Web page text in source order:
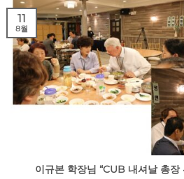
이규본 학장님 “CUB 내셔날 총장
11
8월